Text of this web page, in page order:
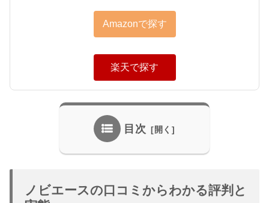
Amazonで探す
楽天で探す
目次
ノビエースの口コミからわかる評判と